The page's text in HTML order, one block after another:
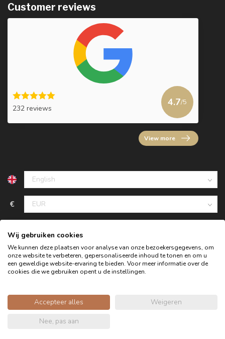
Customer reviews
232 reviews
4.7/5
View more
€
Wij gebruiken cookies
We kunnen deze plaatsen voor analyse van onze bezoekersgegevens, om
onze website te verbeteren, gepersonaliseerde inhoud te tonen en om u
een geweldige website-ervaring te bieden. Voor meer informatie over de
cookies die we gebruiken opent u de instellingen.
Accepteer alles
Weigeren
Nee, pas aan